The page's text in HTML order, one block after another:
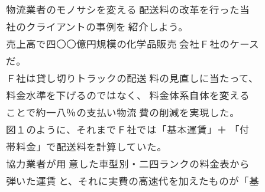
物流業者のモノサシを変える 配送料の改革を行った当
社のクライアントの事例を 紹介しよう。
売上高で四〇〇億円規模の化学品販売 会社Ｆ社のケース
だ。
Ｆ社は貸し切りトラックの配送 料の見直しに当たって、
料金水準を下げるのではなく、 料金体系自体を変える
ことで約一八％の支払い物流 費の削減を実現した。
図１のように、それまでＦ社では「基本運賃」＋ 「付
帯料金」で配送料を計算していた。
協力業者が用 意した車型別・二四ランクの料金表から
弾いた運賃 と、それに実費の高速代を加えたものが「基